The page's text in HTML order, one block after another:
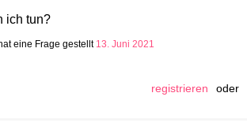
ich tun?
eine Frage gestellt 13. Juni 2021
registrieren oder